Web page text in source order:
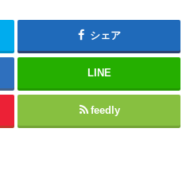
シェア
LINE
feedly